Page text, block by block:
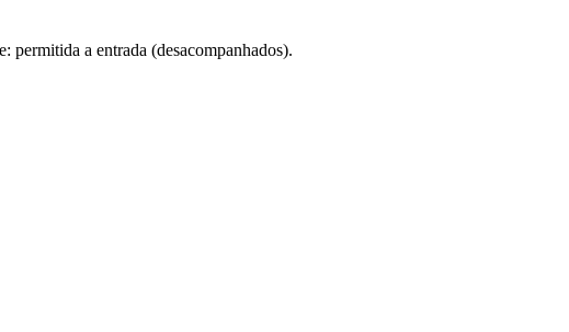
permitida a entrada (desacompanhados).